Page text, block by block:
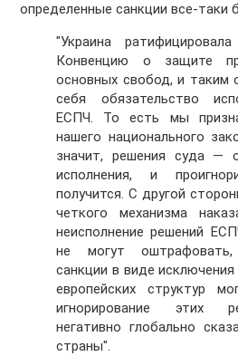
определенные санкции все-таки
"Украина
Конвенцию о защите
основных свобод, и таким
себя обязательство
ЕСПЧ. То есть мы
нашего национального
значит, решения суда —
исполнения, и
получится. С другой
четкого механизма
неисполнение решений
не могут
санкции в виде
европейских структур
игнорирование этих
негативно глобально
страны".